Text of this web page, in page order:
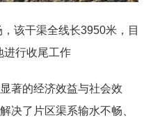
该干渠全线长3950米，目
进行收尾工作
著的经济效益与社会效
决了片区渠系输水不畅、